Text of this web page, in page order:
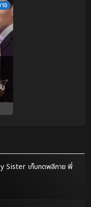
10
Sister เก็บกดพลีกาย พี่